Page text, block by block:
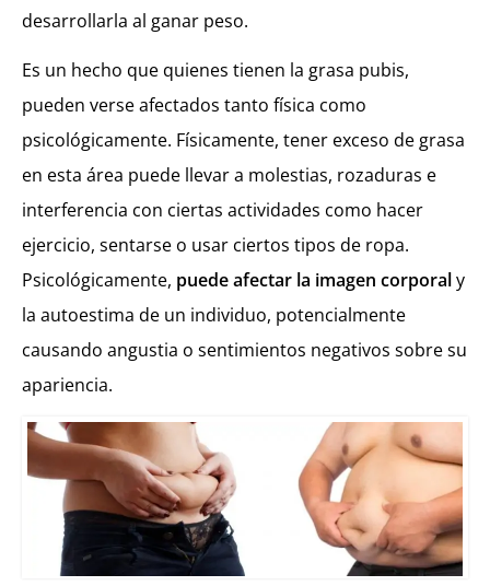
desarrollarla al ganar peso.
Es un hecho que quienes tienen la grasa pubis,
pueden verse afectados tanto física como
psicológicamente. Físicamente, tener exceso de grasa
en esta área puede llevar a molestias, rozaduras e
interferencia con ciertas actividades como hacer
ejercicio, sentarse o usar ciertos tipos de ropa.
Psicológicamente, puede afectar la imagen corporaly
la autoestima de un individuo, potencialmente
causando angustia o sentimientos negativos sobre su
apariencia.